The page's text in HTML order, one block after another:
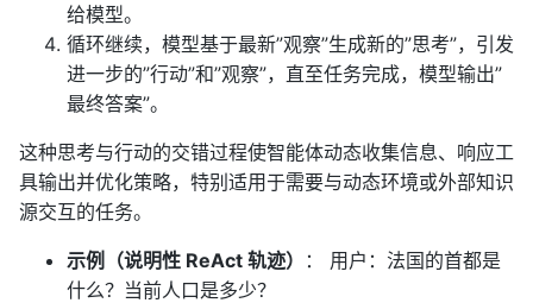
给模型。
循环继续，模型基于最新”观察”生成新的”思考”，引发
进一步的”行动”和”观察”，直至任务完成，模型输出”
最终答案”。
这种思考与行动的交错过程使智能体动态收集信息、响应工
具输出并优化策略，特别适用于需要与动态环境或外部知识
源交互的任务。
示例（说明性 ReAct 轨迹）
： 用户：法国的首都是
什么？当前人口是多少？